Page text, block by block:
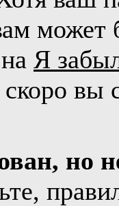
Я
вы
но